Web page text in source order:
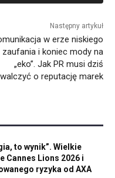
Następny artykuł
w erze niskiego
zaufania i koniec mody na
„eko”. Jak PR musi dziś
walczyć o reputację marek
to wynik”. Wielkie
Cannes Lions 2026 i
ryzyka od AXA